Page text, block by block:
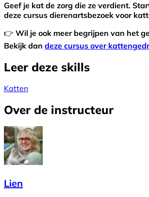
Geef je kat de zorg die ze verdient.
deze cursus dierenartsbezoek voor
👉 Wil je ook meer begrijpen van het
Bekijk dan deze cursus over
Leer deze skills
Katten
Over de instructeur
Lien